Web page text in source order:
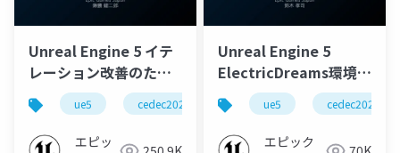
Unreal Engine 5 イテ
レーション改善のため
の新機能とバックエン
ド技術紹介【CEDEC
2023】
ue5 cedec2023 ue-editor ue-optimize
エピッ
Unreal Engine 5
ElectricDreams環境サ
ンプルにみるプロシー
ジャル生成テクニック
【CEDEC 2023】
ue5 cedec2023
エピック